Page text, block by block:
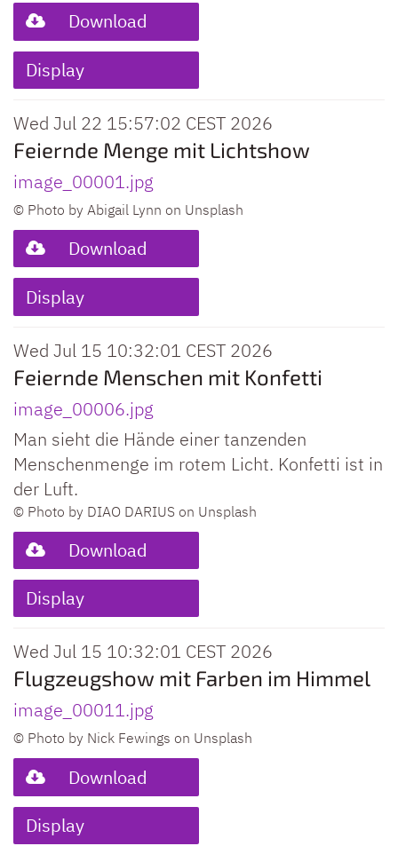
Download
Display
Wed Jul 22 15:57:02 CEST 2026
Feiernde Menge mit Lichtshow
image_00001.jpg
© Photo by Abigail Lynn on Unsplash
Download
Display
Wed Jul 15 10:32:01 CEST 2026
Feiernde Menschen mit Konfetti
image_00006.jpg
Man sieht die Hände einer tanzenden
Menschenmenge im rotem Licht. Konfetti ist in
der Luft.
© Photo by DIAO DARIUS on Unsplash
Download
Display
Wed Jul 15 10:32:01 CEST 2026
Flugzeugshow mit Farben im Himmel
image_00011.jpg
© Photo by Nick Fewings on Unsplash
Download
Display